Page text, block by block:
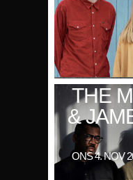
THE
&
ONS 4. NOV